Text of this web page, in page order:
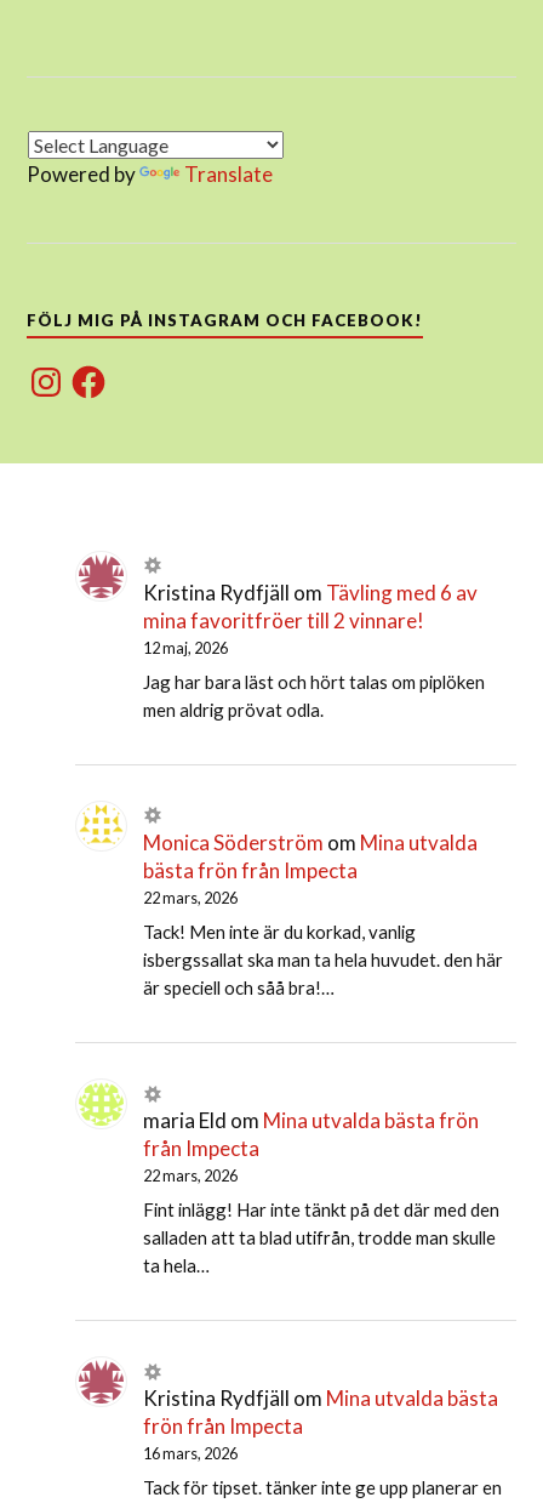
Powered by Translate
FÖLJ MIG PÅ INSTAGRAM OCH FACEBOOK!
InstagramFacebook
Kristina Rydfjäll om Tävling med 6 av
mina favoritfröer till 2 vinnare!
12 maj, 2026
Jag har bara läst och hört talas om piplöken
men aldrig prövat odla.
Monica Söderström om Mina utvalda
bästa frön från Impecta
22 mars, 2026
Tack! Men inte är du korkad, vanlig
isbergssallat ska man ta hela huvudet. den här
är speciell och såå bra!…
maria Eld om Mina utvalda bästa frön
från Impecta
22 mars, 2026
Fint inlägg! Har inte tänkt på det där med den
salladen att ta blad utifrån, trodde man skulle
ta hela…
Kristina Rydfjäll om Mina utvalda bästa
frön från Impecta
16 mars, 2026
Tack för tipset. tänker inte ge upp planerar en